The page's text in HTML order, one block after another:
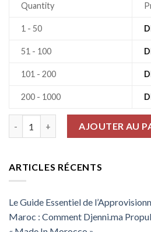
Quantity
1 - 50
51 - 100
101 - 200
200 - 1000
AJOUTER AU
ARTICLES RÉCENTS
Le Guide Essentiel de
Maroc : Comment Djenni.ma